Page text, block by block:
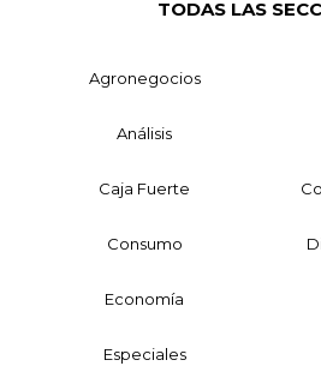
TODAS LAS
Agronegocios
Análisis
Caja Fuerte
Consumo
Economía
Especiales